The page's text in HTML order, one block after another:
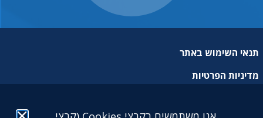
תנאי השימוש באתר
מדיניות הפרטיות